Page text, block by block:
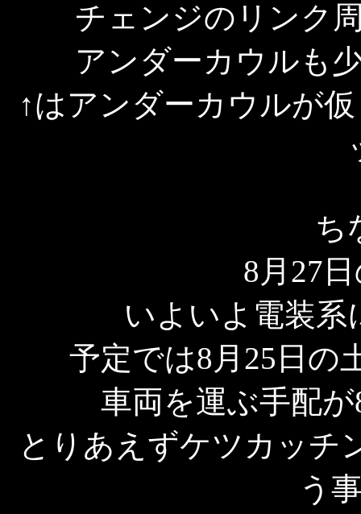
チェンジのリンク
アンダーカウルも
↑はアンダーカウルが
ち
8月27
いよいよ電装系
予定では8月25日の
車両を運ぶ手配
とりあえずケツカッチ
う